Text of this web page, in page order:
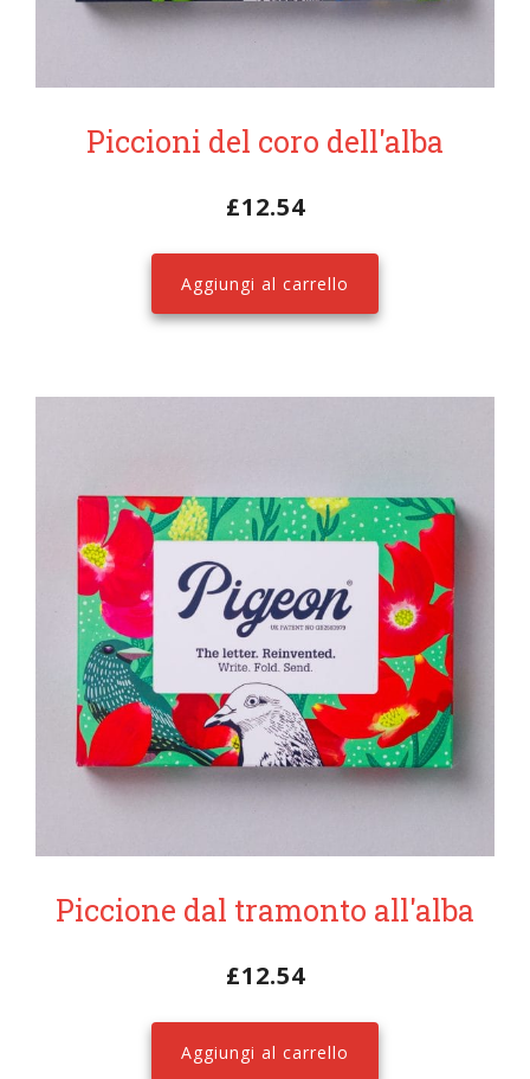
Piccioni del coro dell'alba
£12.54
Aggiungi al carrello
Piccione dal tramonto all'alba
£12.54
Aggiungi al carrello